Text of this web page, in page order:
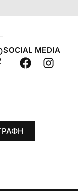
SOCIAL MEDIA